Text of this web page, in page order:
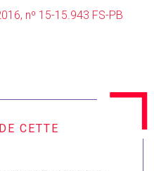
nº 15-15.943 FS-PB